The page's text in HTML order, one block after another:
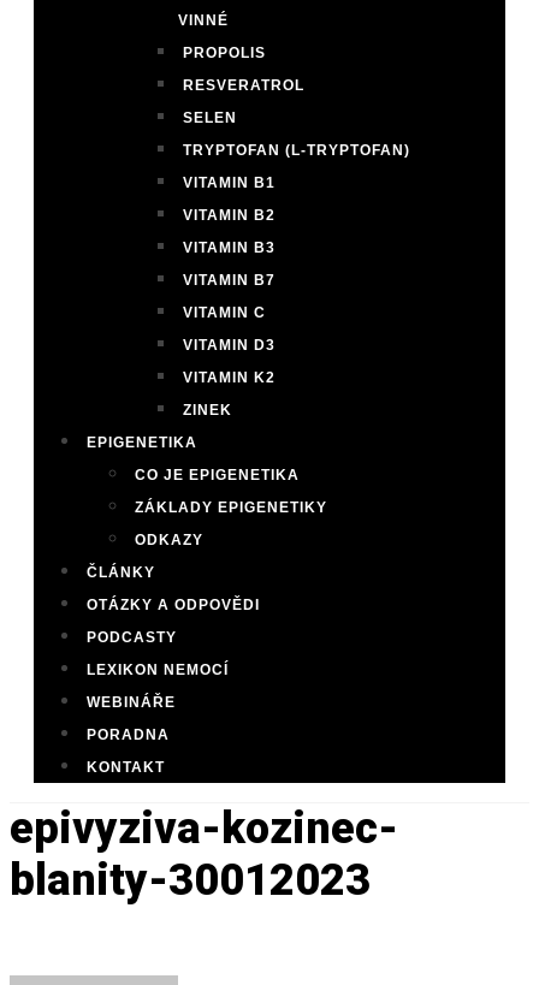
VINNÉ
PROPOLIS
RESVERATROL
SELEN
TRYPTOFAN (L-TRYPTOFAN)
VITAMIN B1
VITAMIN B2
VITAMIN B3
VITAMIN B7
VITAMIN C
VITAMIN D3
VITAMIN K2
ZINEK
EPIGENETIKA
CO JE EPIGENETIKA
ZÁKLADY EPIGENETIKY
ODKAZY
ČLÁNKY
OTÁZKY A ODPOVĚDI
PODCASTY
LEXIKON NEMOCÍ
WEBINÁŘE
PORADNA
KONTAKT
epivyziva-kozinec-
blanity-30012023